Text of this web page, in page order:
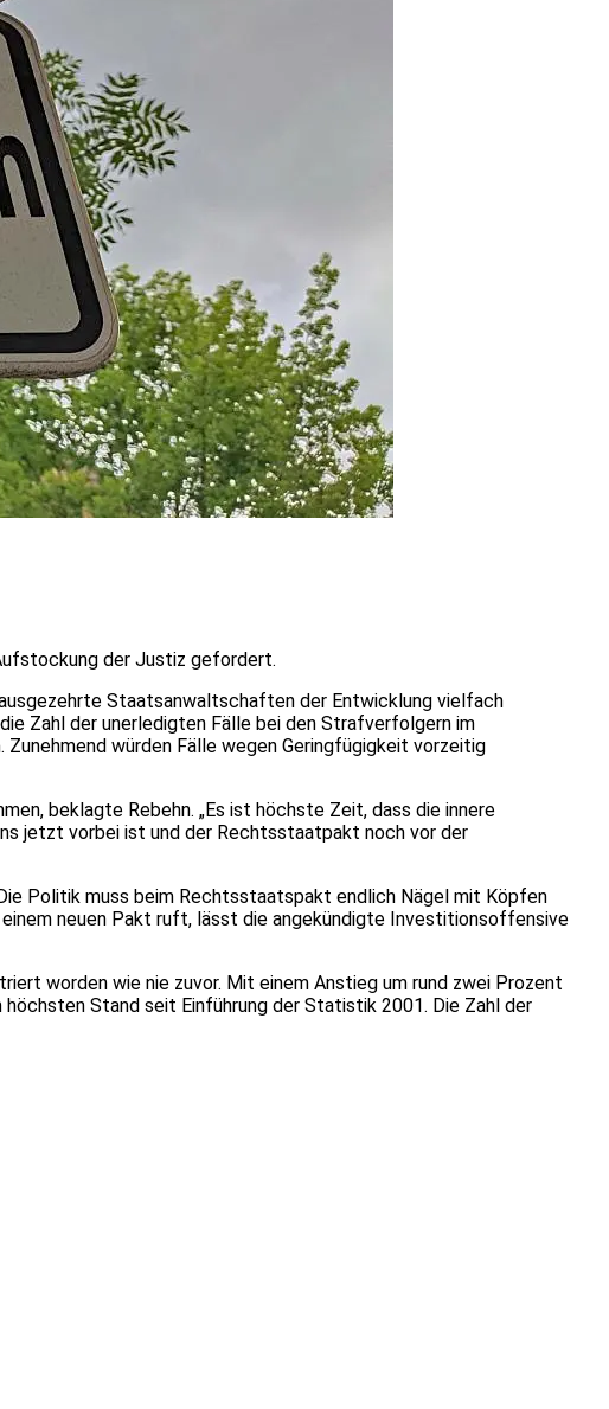
der Justiz gefordert.
Staatsanwaltschaften der Entwicklung vielfach
Zahl der unerledigten Fälle bei den Strafverfolgern im
würden Fälle wegen Geringfügigkeit vorzeitig
beklagte Rebehn. „Es ist höchste Zeit, dass die innere
jetzt vorbei ist und der Rechtsstaatpakt noch vor der
Politik muss beim Rechtsstaatspakt endlich Nägel mit Köpfen
neuen Pakt ruft, lässt die angekündigte Investitionsoffensive
worden wie nie zuvor. Mit einem Anstieg um rund zwei Prozent
Stand seit Einführung der Statistik 2001. Die Zahl der